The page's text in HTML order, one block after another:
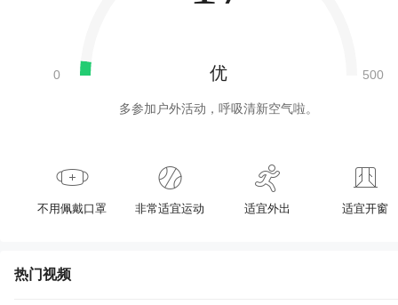
优
多参加户外活动，呼吸清新空气啦。
不用佩戴口罩 非常适宜运动 适宜外出 适宜开窗
热门视频